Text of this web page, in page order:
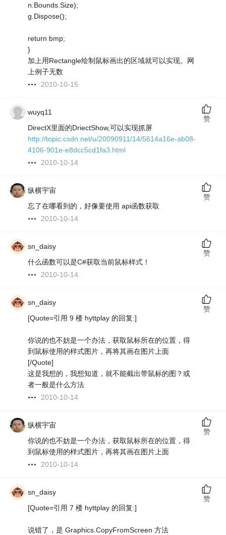
n.Bounds.Size);
g.Dispose();
return bmp;
}
加上用Rectangle绘制鼠标画出的区域就可以实现。网
上例子无数
2010-10-15
wuyq11
DirectX里面的DriectShow,可以实现抓屏
http://topic.csdn.net/u/20090911/14/5614a16e-ab08-
4106-901e-e8dcc5cd1fa3.html
2010-10-14
赞
纵横宇宙
忘了在哪看到的，好像要使用 api函数获取
2010-10-14
赞
sn_daisy
什么函数可以是C#获取当前鼠标样式！
2010-10-14
赞
sn_daisy
[Quote=引用 9 楼 hyttplay 的回复:]
你说的也不妨是一个办法，获取鼠标所在的位置，得
到鼠标使用的样式图片，再将其画在图片上面
[/Quote]
这是我想的，我想知道，就不能截出带鼠标的图？或
者一般是什么方法
2010-10-14
赞
纵横宇宙
你说的也不妨是一个办法，获取鼠标所在的位置，得
到鼠标使用的样式图片，再将其画在图片上面
2010-10-14
赞
sn_daisy
[Quote=引用 7 楼 hyttplay 的回复:]
说错了，是 Graphics.CopyFromScreen 方法
赞